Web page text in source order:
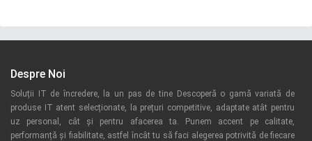
Despre Noi
Soluții IT de încredere, la un pas de tine Descoperă o gamă variată de
produse IT atent selecționate, la prețuri competitive, adaptate atât pentru
uz personal, cât și pentru afacerea ta. Punem accent pe calitate,
performanță și fiabilitate, astfel încât tu să faci alegerea potrivită de fiecare